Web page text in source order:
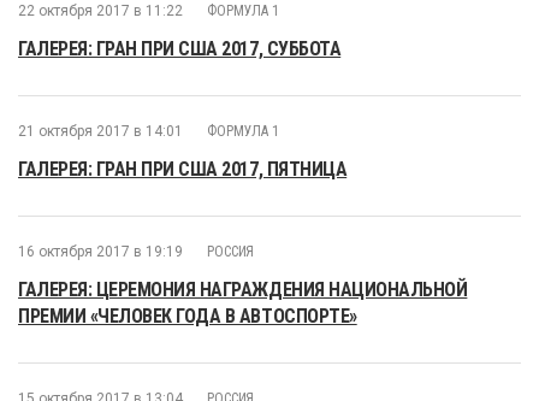
22 октября 2017 в 11:22 ФОРМУЛА 1
ГАЛЕРЕЯ: ГРАН ПРИ США 2017, СУББОТА
21 октября 2017 в 14:01 ФОРМУЛА 1
ГАЛЕРЕЯ: ГРАН ПРИ США 2017, ПЯТНИЦА
16 октября 2017 в 19:19 РОССИЯ
ГАЛЕРЕЯ: ЦЕРЕМОНИЯ НАГРАЖДЕНИЯ НАЦИОНАЛЬНОЙ
ПРЕМИИ «ЧЕЛОВЕК ГОДА В АВТОСПОРТЕ»